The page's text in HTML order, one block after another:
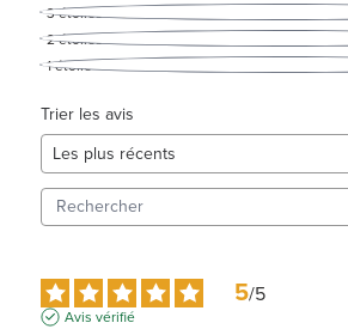
3étoiles
2étoiles
1étoile
Trier les avis
5/5
Avis vérifié